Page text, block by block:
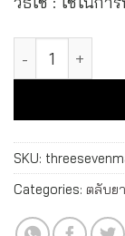
777 ที่แคะหู ไม้
Alternative:
SKU:
Categories: ตลับย